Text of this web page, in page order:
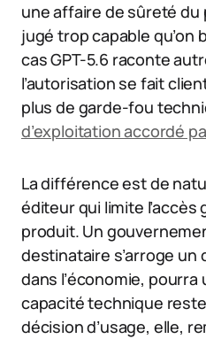
une affaire de sûreté du
jugé trop capable qu’on
cas GPT-5.6 raconte
l’autorisation se fait
plus de garde-fou
d’exploitation accordé
La différence est de
éditeur qui limite l’accès
produit. Un
destinataire s’arroge un
dans l’économie, pourra
capacité technique reste
décision d’usage, elle,